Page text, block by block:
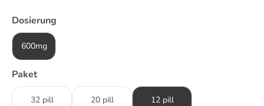
Dosierung
600mg
Paket
32 pill 20 pill 12 pill